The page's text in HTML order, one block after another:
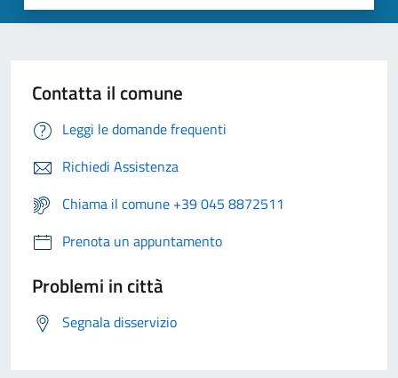
Contatta il comune
Leggi le domande frequenti
Richiedi Assistenza
Chiama il comune +39 045 8872511
Prenota un appuntamento
Problemi in città
Segnala disservizio